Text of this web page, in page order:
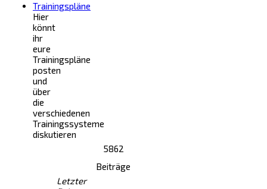
Trainingspläne
Hier
könnt
ihr
eure
Trainingspläne
posten
und
über
die
verschiedenen
Trainingssysteme
diskutieren
5862
Beiträge
Letzter